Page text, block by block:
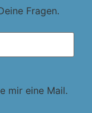
Fragen.
mir eine Mail.